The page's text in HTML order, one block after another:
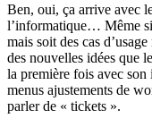
Ben, oui, ça arrive avec
l’informatique… Même si
mais soit des cas
des nouvelles idées que
la première fois avec
menus ajustements de
parler de « tickets ».